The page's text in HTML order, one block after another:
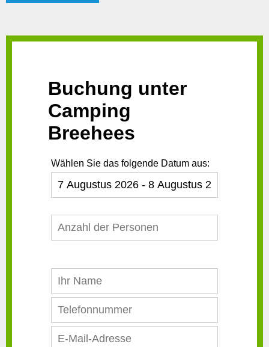
Buchung unter
Camping
Breehees
Wählen Sie das folgende Datum aus: